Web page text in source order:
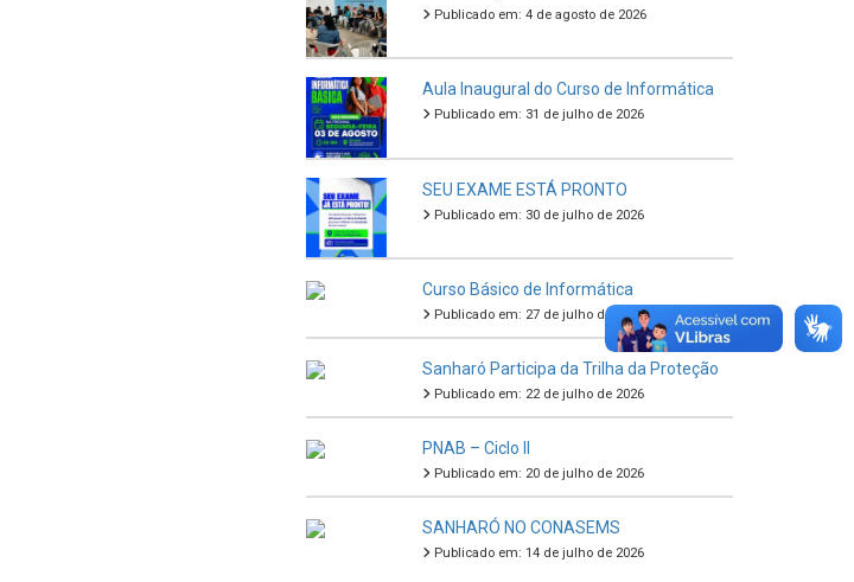
Publicado em: 4 de agosto de 2026
Aula Inaugural do Curso de Informática
Publicado em: 31 de julho de 2026
SEU EXAME ESTÁ PRONTO
Publicado em: 30 de julho de 2026
Curso Básico de Informática
Publicado em: 27 de julho de 2026
Sanharó Participa da Trilha da Proteção
Publicado em: 22 de julho de 2026
PNAB – Ciclo II
Publicado em: 20 de julho de 2026
SANHARÓ NO CONASEMS
Publicado em: 14 de julho de 2026